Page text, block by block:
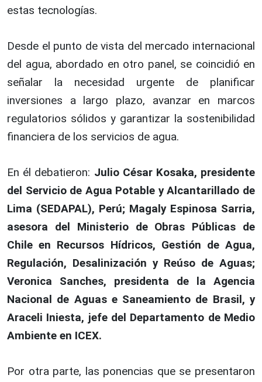
estas tecnologías.
Desde el punto de vista del mercado internacional
del agua, abordado en otro panel, se coincidió en
señalar la necesidad urgente de planificar
inversiones a largo plazo, avanzar en marcos
regulatorios sólidos y garantizar la sostenibilidad
financiera de los servicios de agua.
En él debatieron: Julio César Kosaka, presidente
del Servicio de Agua Potable y Alcantarillado de
Lima (SEDAPAL), Perú; Magaly Espinosa Sarria,
asesora del Ministerio de Obras Públicas de
Chile en Recursos Hídricos, Gestión de Agua,
Regulación, Desalinización y Reúso de Aguas;
Veronica Sanches, presidenta de la Agencia
Nacional de Aguas e Saneamiento de Brasil, y
Araceli Iniesta, jefe del Departamento de Medio
Ambiente en ICEX.
Por otra parte, las ponencias que se presentaron